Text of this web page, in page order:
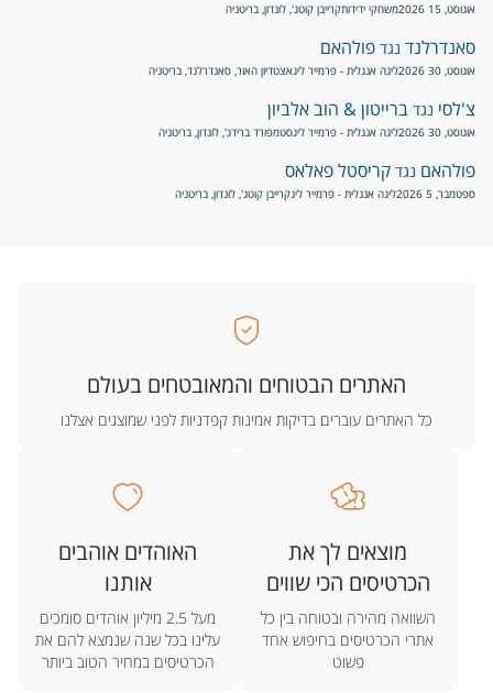
אוגוסט, 15 2026 משחקי ידידותקרייבן קוטג', לונדון, בריטניה
סאנדרלנד נגד פולהאם
אוגוסט, 30 2026 ליגה אנגלית - פרמייר ליגאצטדיון האור, סאנדרלנד, בריטניה
צ'לסי נגד ברייטון & הוב אלביון
אוגוסט, 30 2026 ליגה אנגלית - פרמייר ליגסטמפורד ברידג', לונדון, בריטניה
פולהאם נגד קריסטל פאלאס
ספטמבר, 5 2026 ליגה אנגלית - פרמייר ליגקרייבן קוטג', לונדון, בריטניה
האתרים הבטוחים והמאובטחים בעולם
כל האתרים עוברים בדיקות אמינות קפדניות לפני שמוצגים אצלנו
מוצאים לך את
הכרטיסים הכי שווים
השוואה מהירה ובטוחה בין כל
אתרי הכרטיסים בחיפוש אחד
פשוט
האוהדים אוהבים
אותנו
מעל 2.5 מיליון אוהדים סומכים
עלינו בכל שנה שנמצא להם את
הכרטיסים במחיר הטוב ביותר